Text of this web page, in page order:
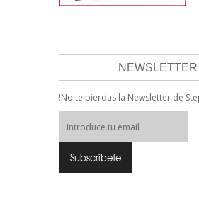
NEWSLETTER
!No te pierdas la Newsletter de